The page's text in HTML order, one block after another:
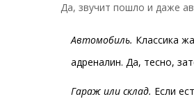
Да, звучит пошло и даже
Автомобиль. Классика
адреналин. Да, тесно,
Гараж или склад. Если